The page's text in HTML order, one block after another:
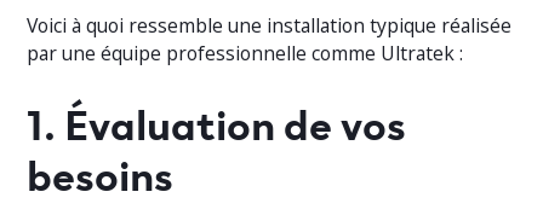
Voici à quoi ressemble une installation typique réalisée
par une équipe professionnelle comme Ultratek :
1. Évaluation de vos
besoins